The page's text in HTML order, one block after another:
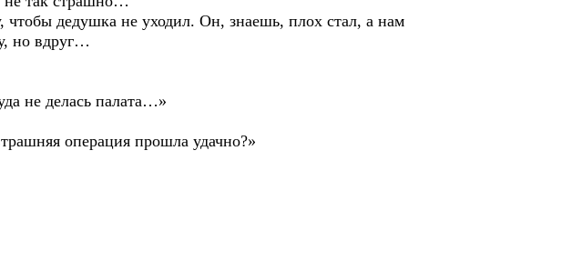
дедушка не уходил. Он, знаешь, плох стал, а нам
но вдруг…
не делась палата…»
операция прошла удачно?»